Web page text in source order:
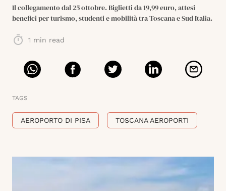
Il collegamento dal 25 ottobre. Biglietti da 19,99 euro, attesi
benefici per turismo, studenti e mobilità tra Toscana e Sud Italia.
1 min read
TAGS
AEROPORTO DI PISA TOSCANA AEROPORTI